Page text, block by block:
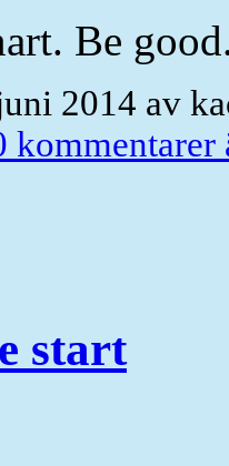
Be
2014 av
kommentarer
start